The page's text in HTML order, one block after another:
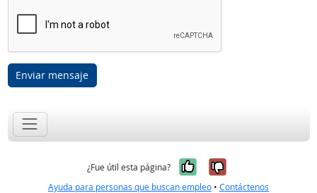
Enviar mensaje
¿Fue útil esta página? Sí, fue útil
No, no fue
Ayuda para personas que buscan empleo • Contáctenos